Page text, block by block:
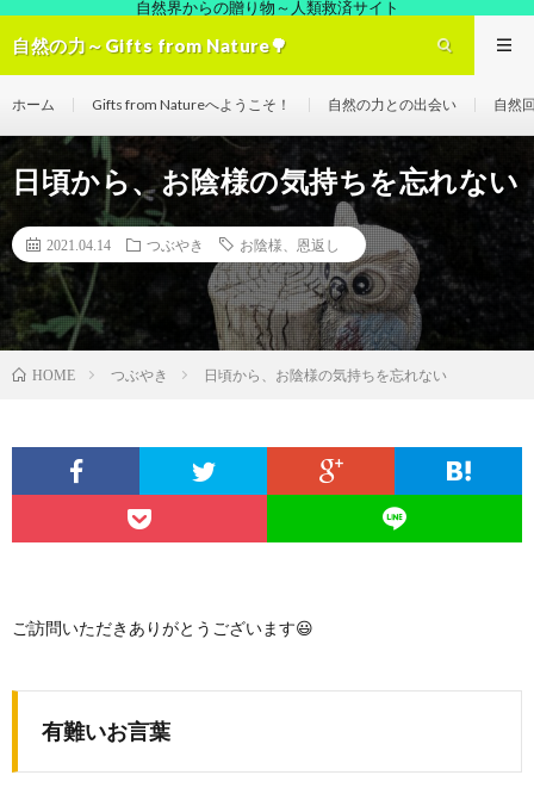
自然界からの贈り物～人類救済サイト
自然の力～Gifts from Nature🌳
ホーム Gifts from Natureへようこそ！ 自然の力との出会い 自然
日頃から、お陰様の気持ちを忘れない
2021.04.14 つぶやき お陰様、恩返し
HOME つぶやき 日頃から、お陰様の気持ちを忘れない
ご訪問いただきありがとうございます😃
有難いお言葉